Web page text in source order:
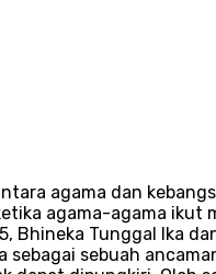
agama dan
agama-agama
Bhineka Tunggal Ika
sebagai sebuah